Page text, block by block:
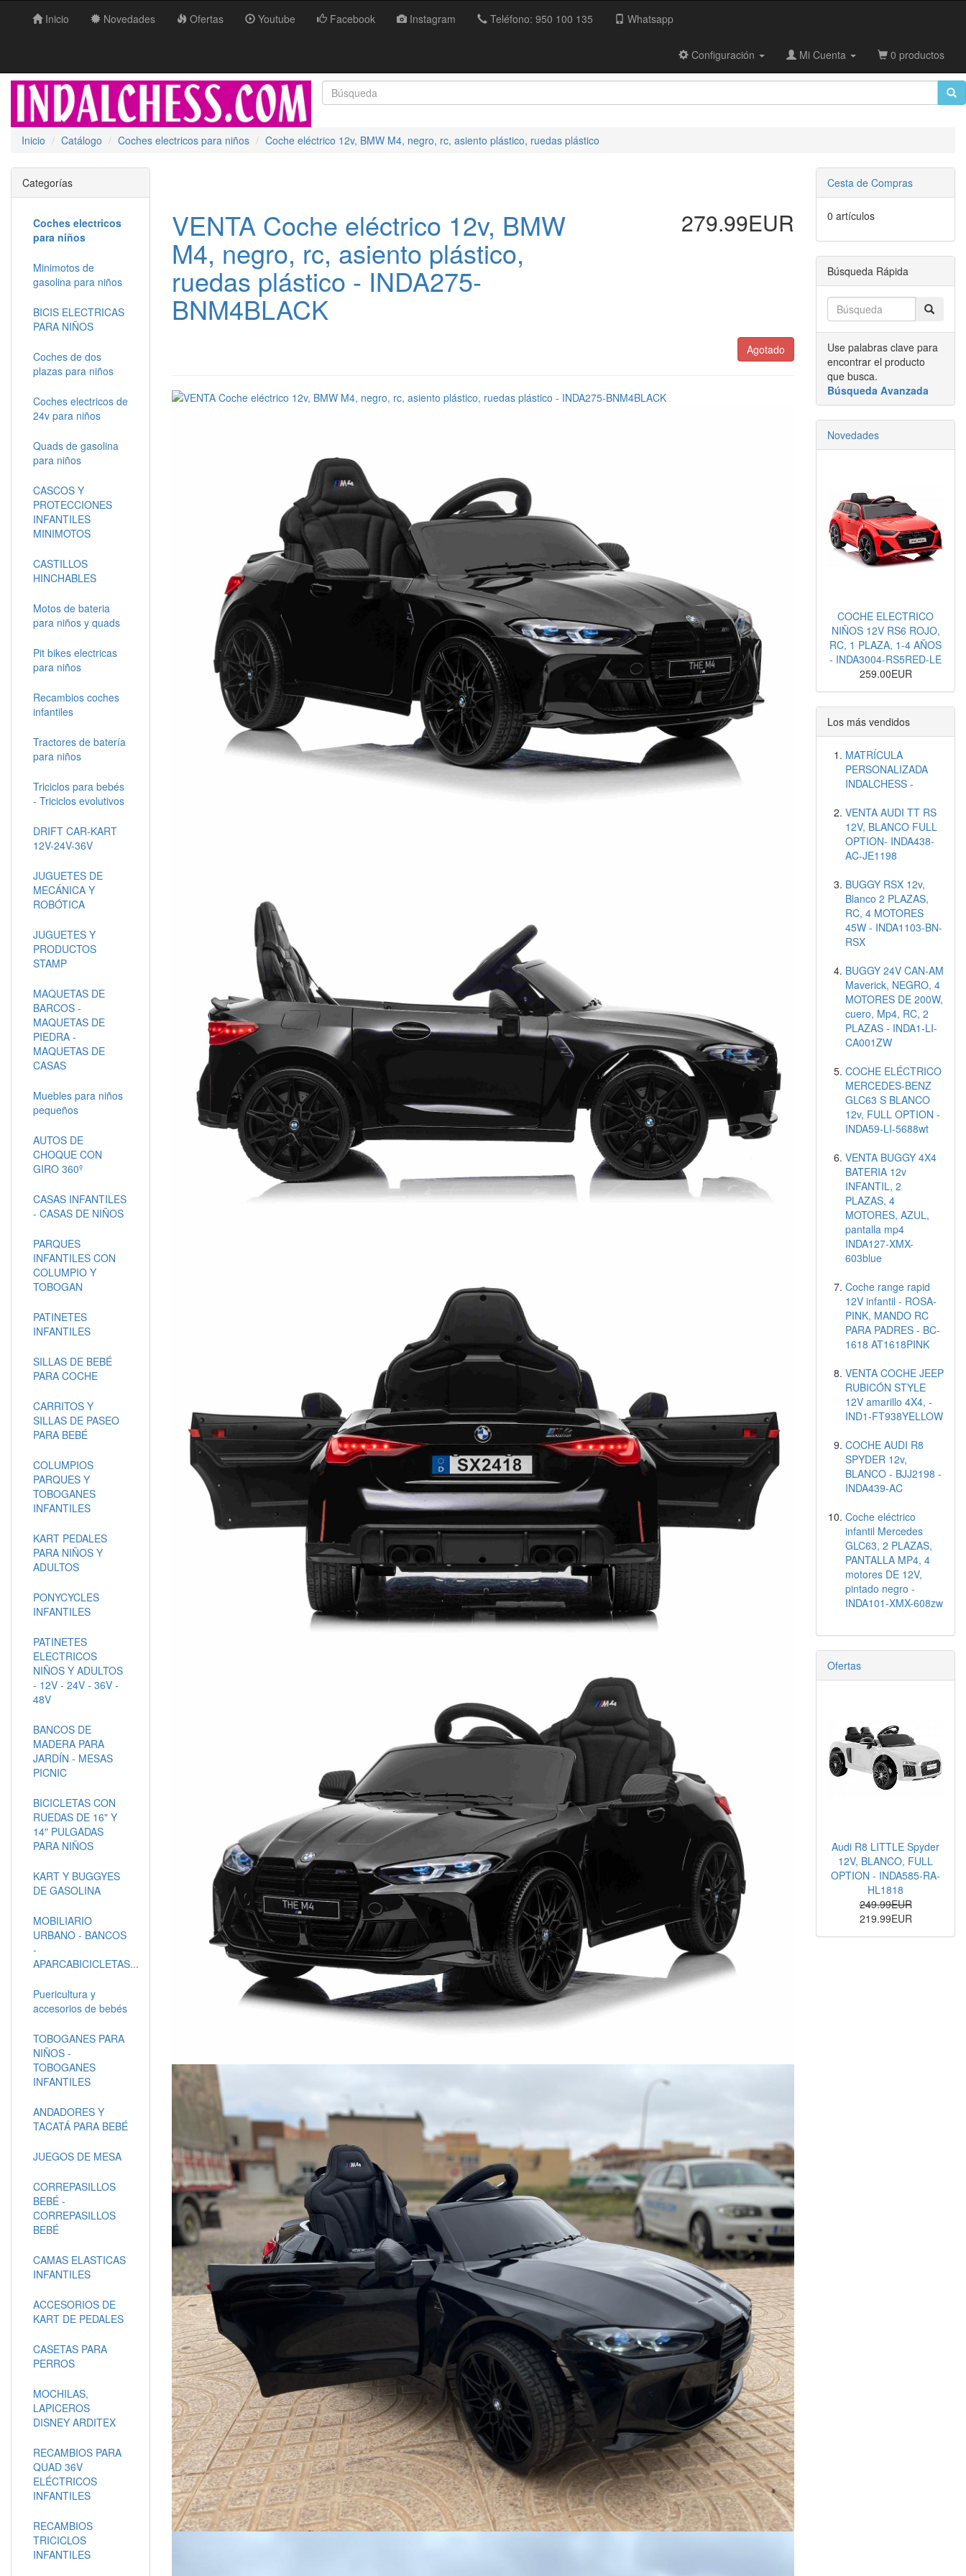
Inicio Novedades Ofertas Youtube Facebook Instagram Teléfono: 950 100 135 Whatsapp
Configuración Mi Cuenta 0 productos
Inicio Catálogo Coches electricos para niños Coche eléctrico 12v, BMW M4, negro, rc, asiento plástico, ruedas plástico
VENTA Coche eléctrico 12v, BMW
M4, negro, rc, asiento plástico,
ruedas plástico - INDA275-
BNM4BLACK
279.99EUR
Agotado
Categorías
Coches electricos
para niños
Minimotos de
gasolina para niños
BICIS ELECTRICAS
PARA NIÑOS
Coches de dos
plazas para niños
Coches electricos de
24v para niños
Quads de gasolina
para niños
CASCOS Y
PROTECCIONES
INFANTILES
MINIMOTOS
CASTILLOS
HINCHABLES
Motos de bateria
para niños y quads
Pit bikes electricas
para niños
Recambios coches
infantiles
Tractores de batería
para niños
Triciclos para bebés
- Triciclos evolutivos
DRIFT CAR-KART
12V-24V-36V
JUGUETES DE
MECÁNICA Y
ROBÓTICA
JUGUETES Y
PRODUCTOS
STAMP
MAQUETAS DE
BARCOS -
MAQUETAS DE
PIEDRA -
MAQUETAS DE
CASAS
Muebles para niños
pequeños
AUTOS DE
CHOQUE CON
GIRO 360º
CASAS INFANTILES
- CASAS DE NIÑOS
PARQUES
INFANTILES CON
COLUMPIO Y
TOBOGAN
PATINETES
INFANTILES
SILLAS DE BEBÉ
PARA COCHE
CARRITOS Y
SILLAS DE PASEO
PARA BEBÉ
COLUMPIOS
PARQUES Y
TOBOGANES
INFANTILES
KART PEDALES
PARA NIÑOS Y
ADULTOS
PONYCYCLES
INFANTILES
PATINETES
ELECTRICOS
NIÑOS Y ADULTOS
- 12V - 24V - 36V -
48V
BANCOS DE
MADERA PARA
JARDÍN - MESAS
PICNIC
BICICLETAS CON
RUEDAS DE 16" Y
14" PULGADAS
PARA NIÑOS
KART Y BUGGYES
DE GASOLINA
MOBILIARIO
URBANO - BANCOS
-
APARCABICICLETAS...
Puericultura y
accesorios de bebés
TOBOGANES PARA
NIÑOS -
TOBOGANES
INFANTILES
ANDADORES Y
TACATÁ PARA BEBÉ
JUEGOS DE MESA
CORREPASILLOS
BEBÉ -
CORREPASILLOS
BEBÉ
CAMAS ELASTICAS
INFANTILES
ACCESORIOS DE
KART DE PEDALES
CASETAS PARA
PERROS
MOCHILAS,
LAPICEROS
DISNEY ARDITEX
RECAMBIOS PARA
QUAD 36V
ELÉCTRICOS
INFANTILES
RECAMBIOS
TRICICLOS
INFANTILES
Cesta de Compras
0 artículos
Búsqueda Rápida
Use palabras clave para
encontrar el producto
que busca.
Búsqueda Avanzada
Novedades
COCHE ELECTRICO
NIÑOS 12V RS6 ROJO,
RC, 1 PLAZA, 1-4 AÑOS
- INDA3004-RS5RED-LE
259.00EUR
Los más vendidos
MATRÍCULA
PERSONALIZADA
INDALCHESS -
VENTA AUDI TT RS
12V, BLANCO FULL
OPTION- INDA438-
AC-JE1198
BUGGY RSX 12v,
Blanco 2 PLAZAS,
RC, 4 MOTORES
45W - INDA1103-BN-
RSX
BUGGY 24V CAN-AM
Maverick, NEGRO, 4
MOTORES DE 200W,
cuero, Mp4, RC, 2
PLAZAS - INDA1-LI-
CA001ZW
COCHE ELÉCTRICO
MERCEDES-BENZ
GLC63 S BLANCO
12v, FULL OPTION -
INDA59-LI-5688wt
VENTA BUGGY 4X4
BATERIA 12v
INFANTIL, 2
PLAZAS, 4
MOTORES, AZUL,
pantalla mp4
INDA127-XMX-
603blue
Coche range rapid
12V infantil - ROSA-
PINK, MANDO RC
PARA PADRES - BC-
1618 AT1618PINK
VENTA COCHE JEEP
RUBICÓN STYLE
12V amarillo 4X4, -
IND1-FT938YELLOW
COCHE AUDI R8
SPYDER 12v,
BLANCO - BJJ2198 -
INDA439-AC
Coche eléctrico
infantil Mercedes
GLC63, 2 PLAZAS,
PANTALLA MP4, 4
motores DE 12V,
pintado negro -
INDA101-XMX-608zw
Ofertas
Audi R8 LITTLE Spyder
12V, BLANCO, FULL
OPTION - INDA585-RA-
HL1818
249.99EUR
219.99EUR